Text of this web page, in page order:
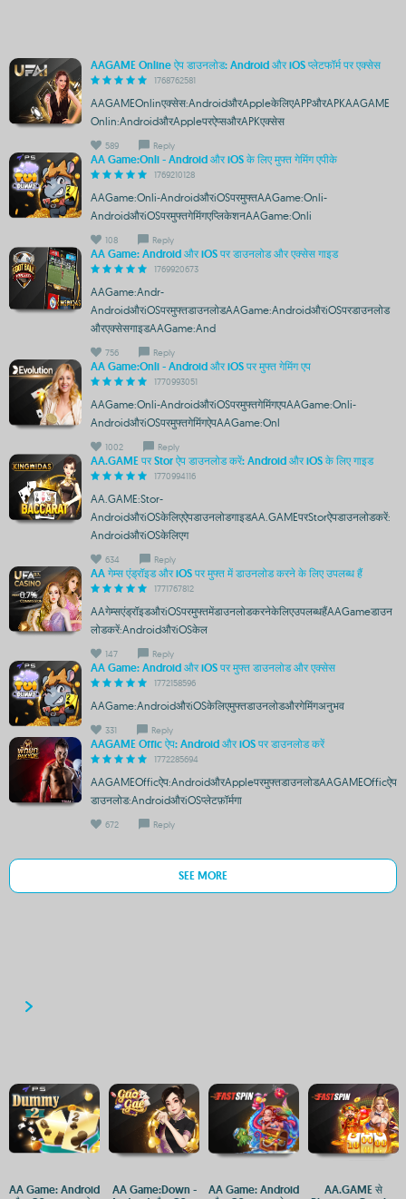
AAGAME Online ऐप डाउनलोड: Android और iOS प्लेटफॉर्म पर एक्सेस
1768762581
AAGAMEOnlinएक्सेस:AndroidऔरAppleकेलिएAPPऔरAPKAAGAME
Onlin:AndroidऔरAppleपरऐप्सऔरAPKएक्सेस
589 Reply
AA Game:Onli - Android और iOS के लिए मुफ्त गेमिंग एपीके
1769210128
AAGame:Onli-AndroidऔरiOSपरमुफ्तAAGame:Onli-
AndroidऔरiOSपरमुफ्तगेमिंगएप्लिकेशनAAGame:Onli
108 Reply
AA Game: Android और iOS पर डाउनलोड और एक्सेस गाइड
1769920673
AAGame:Andr-
AndroidऔरiOSपरमुफ्तडाउनलोडAAGame:AndroidऔरiOSपरडाउनलोड
औरएक्सेसगाइडAAGame:And
756 Reply
AA Game:Onli - Android और iOS पर मुफ्त गेमिंग एप
1770993051
AAGame:Onli-AndroidऔरiOSपरमुफ्तगेमिंगएपAAGame:Onli-
AndroidऔरiOSपरमुफ्तगेमिंगऐपAAGame:Onl
1002 Reply
AA.GAME पर Stor ऐप डाउनलोड करें: Android और iOS के लिए गाइड
1770994116
AA.GAME:Stor-
AndroidऔरiOSकेलिएऐपडाउनलोडगाइडAA.GAMEपरStorऐपडाउनलोडकरें:
AndroidऔरiOSकेलिएग
634 Reply
AA गेम्स एंड्रॉइड और iOS पर मुफ्त में डाउनलोड करने के लिए उपलब्ध हैं
1771767812
AAगेम्सएंड्रॉइडऔरiOSपरमुफ्तमेंडाउनलोडकरनेकेलिएउपलब्धहैंAAGameडाउन
लोडकरें:AndroidऔरiOSकेल
147 Reply
AA Game: Android और iOS पर मुफ्त डाउनलोड और एक्सेस
1772158596
AAGame:AndroidऔरiOSकेलिएमुफ्तडाउनलोडऔरगेमिंगअनुभव
331 Reply
AAGAME Offic ऐप: Android और iOS पर डाउनलोड करें
1772285694
AAGAMEOfficऐप:AndroidऔरAppleपरमुफ्तडाउनलोडAAGAMEOfficऐप
डाउनलोड:AndroidऔरiOSप्लेटफ़ॉर्मगा
672 Reply
SEE MORE
AA Game: Android
AA Game:Down -
AA Game: Android
AA.GAME से